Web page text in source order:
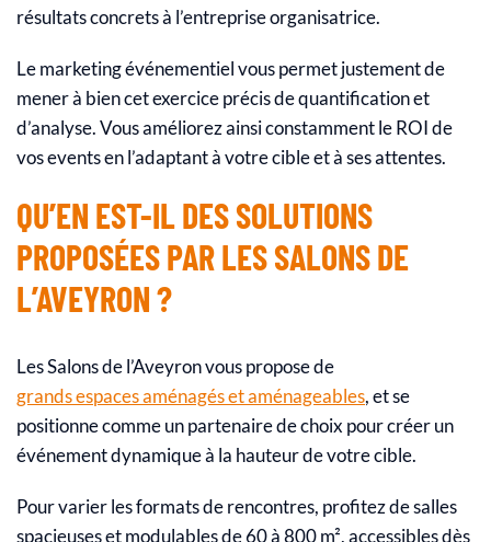
résultats concrets à l’entreprise organisatrice.
Le marketing événementiel vous permet justement de
mener à bien cet exercice précis de quantification et
d’analyse. Vous améliorez ainsi constamment le ROI de
vos events en l’adaptant à votre cible et à ses attentes.
QU’EN EST-IL DES SOLUTIONS
PROPOSÉES PAR LES SALONS DE
L’AVEYRON ?
Les Salons de l’Aveyron vous propose de
grands espaces aménagés et aménageables, et se
positionne comme un partenaire de choix pour créer un
événement dynamique à la hauteur de votre cible.
Pour varier les formats de rencontres, profitez de salles
spacieuses et modulables de 60 à 800 m², accessibles dès